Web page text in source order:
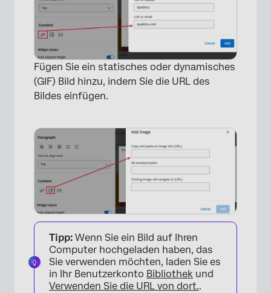
×
Fügen Sie ein statisches oder dynamisches
(GIF) Bild hinzu, indem Sie die URL des
Bildes einfügen.
Tipp: Wenn Sie ein Bild auf Ihren
Computer hochgeladen haben, das
Sie verwenden möchten, laden Sie es
in Ihr Benutzerkonto Bibliothek und
Verwenden Sie die URL von dort..